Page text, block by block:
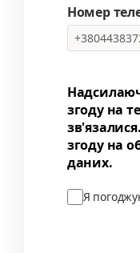
Номер
згоду на
згоду на
даних.
Я